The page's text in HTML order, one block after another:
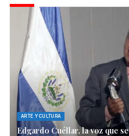
ARTE Y CULTURA
Edgardo Cuéllar, la voz que